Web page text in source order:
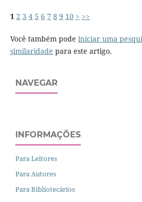
1 2 3 4 5 6 7 8 9 10 > >>
Você também pode iniciar uma
similaridade para este artigo.
NAVEGAR
INFORMAÇÕES
Para Leitores
Para Autores
Para Bibliotecários